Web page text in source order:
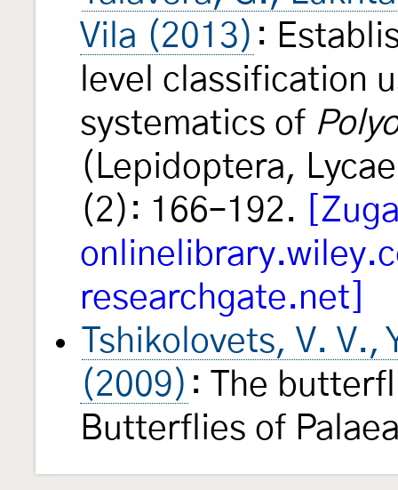
Vila (2013) :
level classification
systematics of
(Lepidoptera,
(2): 166–192.
researchgate.net]
Tshikolovets, V.
(2009) : The
Butterflies of